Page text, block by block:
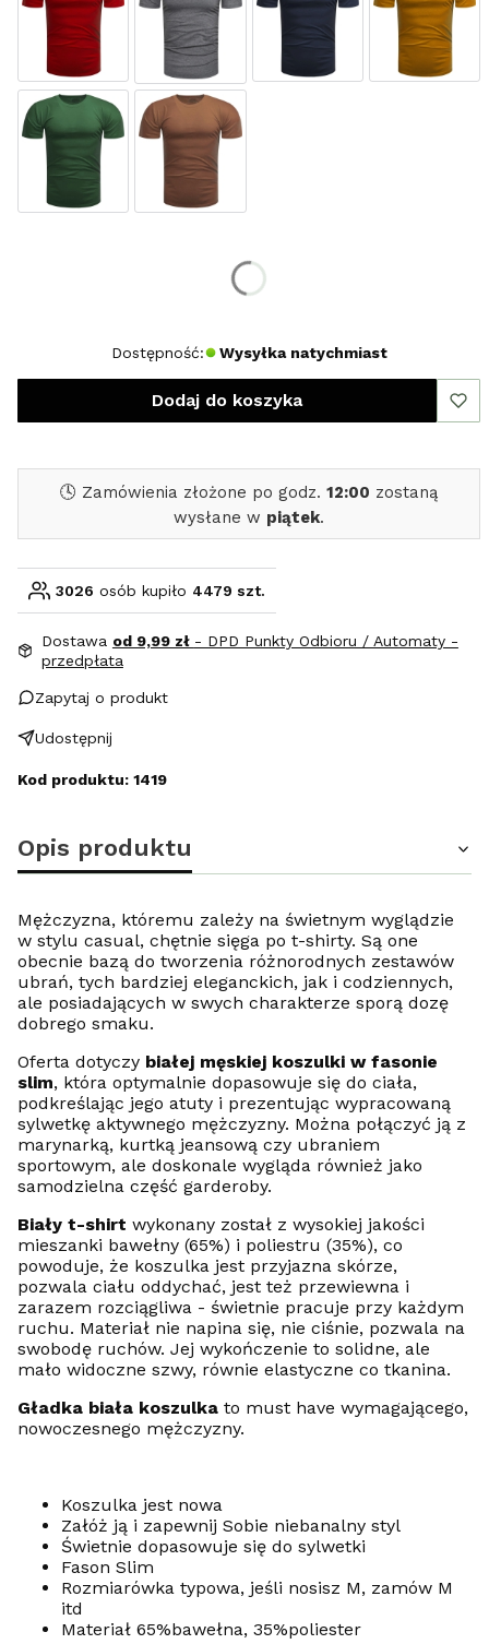
Dostępność: Wysyłka natychmiast
Dodaj do koszyka
🕓 Zamówienia złożone po godz. 12:00 zostaną
wysłane w piątek.
3026 osób kupiło 4479 szt.
Dostawa od 9,99 zł - DPD Punkty Odbioru / Automaty -
przedpłata
Zapytaj o produkt
Udostępnij
Kod produktu: 1419
Opis produktu
Mężczyzna, któremu zależy na świetnym wyglądzie
w stylu casual, chętnie sięga po t-shirty. Są one
obecnie bazą do tworzenia różnorodnych zestawów
ubrań, tych bardziej eleganckich, jak i codziennych,
ale posiadających w swych charakterze sporą dozę
dobrego smaku.
Oferta dotyczy białej męskiej koszulki w fasonie
slim, która optymalnie dopasowuje się do ciała,
podkreślając jego atuty i prezentując wypracowaną
sylwetkę aktywnego mężczyzny. Można połączyć ją z
marynarką, kurtką jeansową czy ubraniem
sportowym, ale doskonale wygląda również jako
samodzielna część garderoby.
Biały t-shirt wykonany został z wysokiej jakości
mieszanki bawełny (65%) i poliestru (35%), co
powoduje, że koszulka jest przyjazna skórze,
pozwala ciału oddychać, jest też przewiewna i
zarazem rozciągliwa - świetnie pracuje przy każdym
ruchu. Materiał nie napina się, nie ciśnie, pozwala na
swobodę ruchów. Jej wykończenie to solidne, ale
mało widoczne szwy, równie elastyczne co tkanina.
Gładka biała koszulka to must have wymagającego,
nowoczesnego mężczyzny.
Koszulka jest nowa
Załóż ją i zapewnij Sobie niebanalny styl
Świetnie dopasowuje się do sylwetki
Fason Slim
Rozmiarówka typowa, jeśli nosisz M, zamów M
itd
Materiał 65%bawełna, 35%poliester